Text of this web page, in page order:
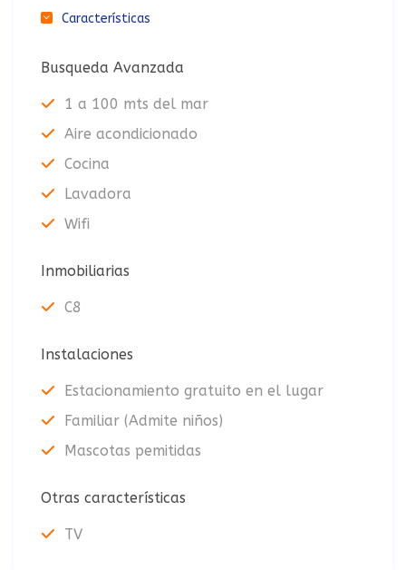
Características
Busqueda Avanzada
1 a 100 mts del mar
Aire acondicionado
Cocina
Lavadora
Wifi
Inmobiliarias
C8
Instalaciones
Estacionamiento gratuito en el lugar
Familiar (Admite niños)
Mascotas pemitidas
Otras características
TV